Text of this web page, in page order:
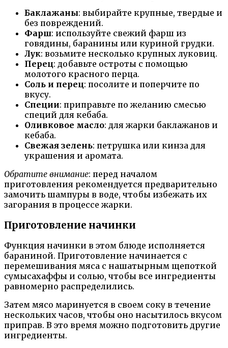
Баклажаны: выбирайте крупные, твердые и
без повреждений.
Фарш: используйте свежий фарш из
говядины, баранины или куриной грудки.
Лук: возьмите несколько крупных луковиц.
Перец: добавьте остроты с помощью
молотого красного перца.
Соль и перец: посолите и поперчите по
вкусу.
Специи: приправьте по желанию смесью
специй для кебаба.
Оливковое масло: для жарки баклажанов и
кебаба.
Свежая зелень: петрушка или кинза для
украшения и аромата.
Обратите внимание: перед началом
приготовления рекомендуется предварительно
замочить шампуры в воде, чтобы избежать их
загорания в процессе жарки.
Приготовление начинки
Функция начинки в этом блюде исполняется
бараниной. Приготовление начинается с
перемешивания мяса с нашатырным щепоткой
сумысахаффы и солью, чтобы все ингредиенты
равномерно распределились.
Затем мясо маринуется в своем соку в течение
нескольких часов, чтобы оно насытилось вкусом
приправ. В это время можно подготовить другие
ингредиенты.